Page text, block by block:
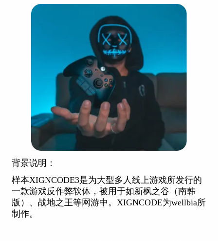
背景说明：
样本XIGNCODE3是为大型多人线上游戏所发行的
一款游戏反作弊软体，被用于如新枫之谷（南韩
版）、战地之王等网游中。XIGNCODE为wellbia所
制作。